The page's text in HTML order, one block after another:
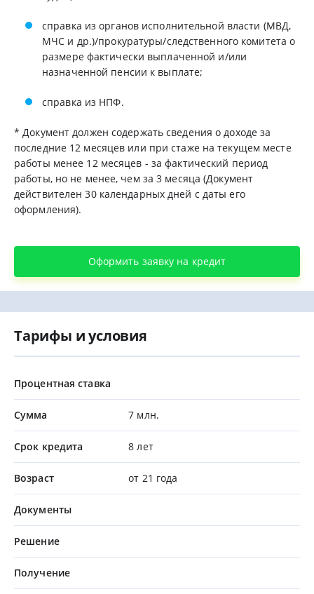
справка из органов исполнительной власти (МВД,
МЧС и др.)/прокуратуры/следственного комитета о
размере фактически выплаченной и/или
назначенной пенсии к выплате;
справка из НПФ.
* Документ должен содержать сведения о доходе за
последние 12 месяцев или при стаже на текущем месте
работы менее 12 месяцев - за фактический период
работы, но не менее, чем за 3 месяца (Документ
действителен 30 календарных дней с даты его
оформления).
Оформить заявку на кредит
Тарифы и условия
Процентная ставка
Сумма 7 млн.
Срок кредита 8 лет
Возраст от 21 года
Документы
Решение
Получение